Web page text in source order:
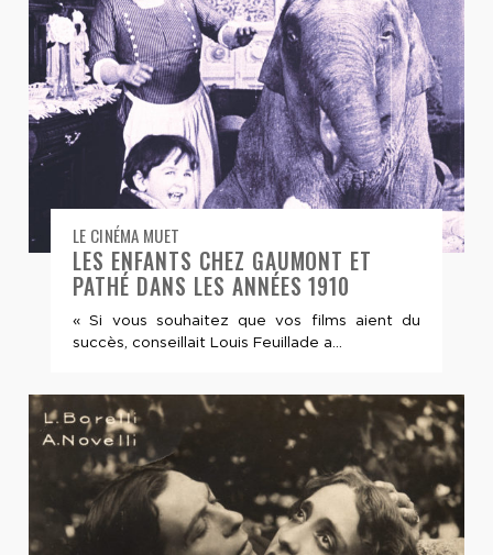
LE CINÉMA MUET
LES ENFANTS CHEZ GAUMONT ET
PATHÉ DANS LES ANNÉES 1910
« Si vous souhaitez que vos films aient du
succès, conseillait Louis Feuillade a...